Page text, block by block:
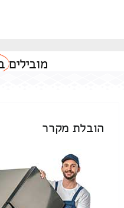
מובילים
הובלת מקרר